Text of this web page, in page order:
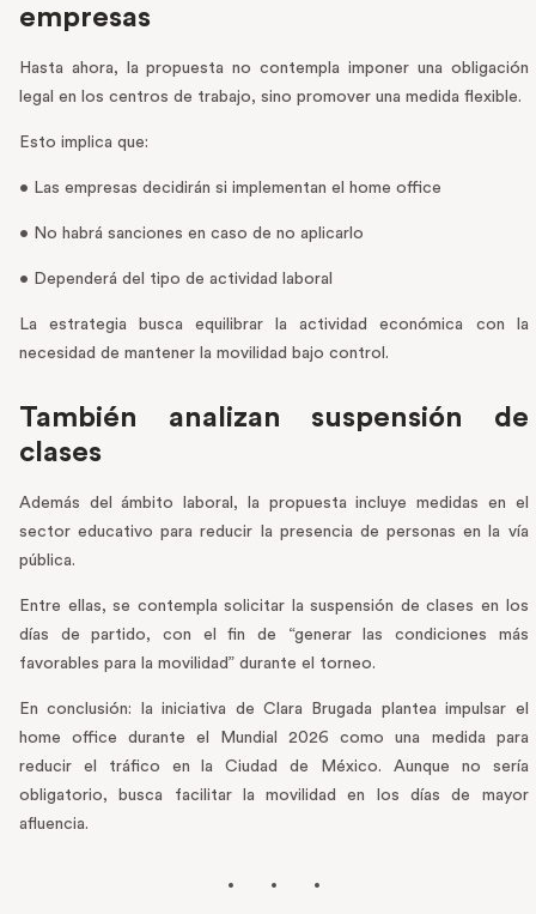
empresas
Hasta ahora, la propuesta no contempla imponer una obligación
legal en los centros de trabajo, sino promover una medida flexible.
Esto implica que:
• Las empresas decidirán si implementan el home office
• No habrá sanciones en caso de no aplicarlo
• Dependerá del tipo de actividad laboral
La estrategia busca equilibrar la actividad económica con la
necesidad de mantener la movilidad bajo control.
También analizan suspensión de
clases
Además del ámbito laboral, la propuesta incluye medidas en el
sector educativo para reducir la presencia de personas en la vía
pública.
Entre ellas, se contempla solicitar la suspensión de clases en los
días de partido, con el fin de “generar las condiciones más
favorables para la movilidad” durante el torneo.
En conclusión: la iniciativa de Clara Brugada plantea impulsar el
home office durante el Mundial 2026 como una medida para
reducir el tráfico en la Ciudad de México. Aunque no sería
obligatorio, busca facilitar la movilidad en los días de mayor
afluencia.